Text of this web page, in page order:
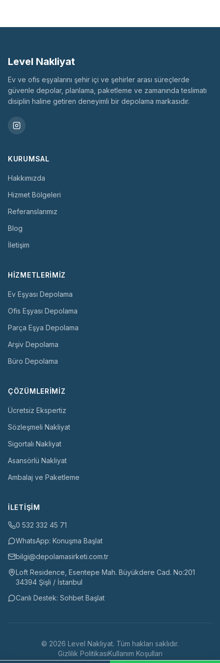
Level Nakliyat
Ev ve ofis eşyalarını şehir içi ve şehirler arası süreçlerde
güvenle depolar, planlama, paketleme ve zamanında teslimatı
disiplin haline getiren deneyimli bir depolama markasıdır.
KURUMSAL
Hakkımızda
Hizmet Bölgeleri
Referanslarımız
Blog
İletişim
HIZMETLERIMIZ
Ev Eşyası Depolama
Ofis Eşyası Depolama
Parça Eşya Depolama
Arşiv Depolama
Büro Depolama
ÇÖZÜMLERIMIZ
Ücretsiz Ekspertiz
Sözleşmeli Nakliyat
Sigortalı Nakliyat
Asansörlü Nakliyat
Ambalaj ve Paketleme
İLETIŞIM
0 532 332 45 71
WhatsApp: Konuşma Başlat
bilgi@depolamasirketi.com.tr
Loft Residence, Esentepe Mah. Büyükdere Cad. No:201
34394 Şişli / İstanbul
Canlı Destek: Sohbet Başlat
© 2026 Level Nakliyat. Tüm hakları saklıdır.
Gizlilik PolitikasıKullanım Koşulları